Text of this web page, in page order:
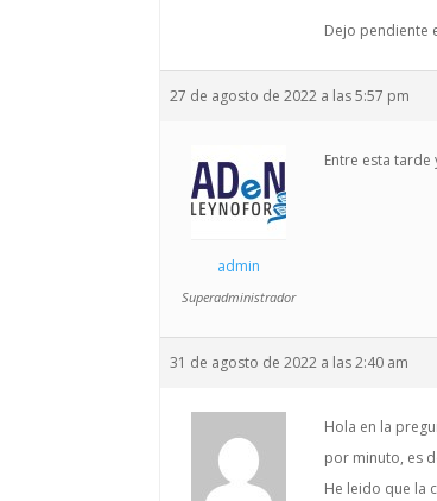
Dejo pendiente
27 de agosto de 2022 a las 5:57 pm
admin
Superadministrador
Entre esta
31 de agosto de 2022 a las 2:40 am
Hola en la
por minuto, es
He leido que la